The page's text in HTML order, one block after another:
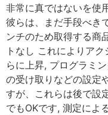
非常に真ではないを使
彼らは、まだ手段べき
ンチのため取得する商
トなし これによりア
らに上昇, プログラミ
の受け取りなどの設定
すが、これらは後で設
でもOKです, 測定によ